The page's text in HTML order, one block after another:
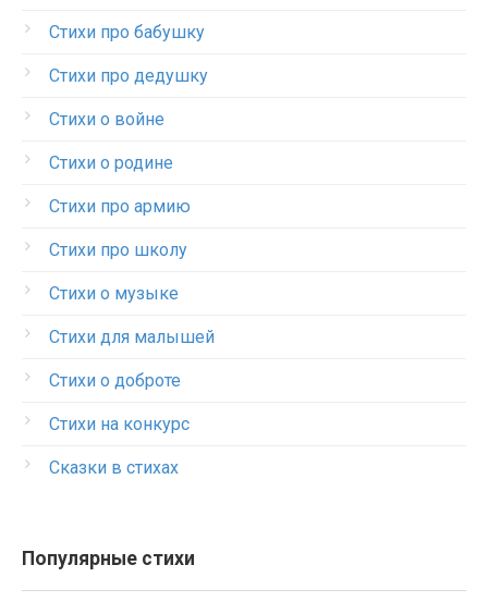
Стихи про бабушку
Стихи про дедушку
Стихи о войне
Стихи о родине
Стихи про армию
Стихи про школу
Стихи о музыке
Стихи для малышей
Стихи о доброте
Стихи на конкурс
Сказки в стихах
Популярные стихи